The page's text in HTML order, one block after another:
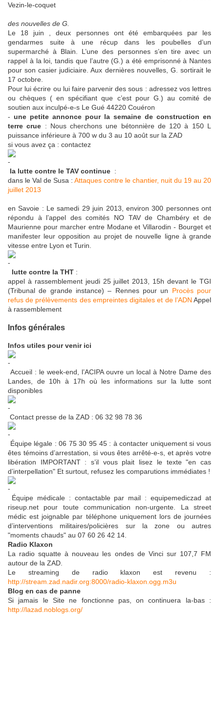
Vezin-le-coquet
des nouvelles de G.
Le 18 juin , deux personnes ont été embarquées par les
gendarmes suite à une récup dans les poubelles d’un
supermarché à Blain. L’une des personnes s’en tire avec un
rappel à la loi, tandis que l’autre (G.) a été emprisonné à Nantes
pour son casier judiciaire. Aux dernières nouvelles, G. sortirait le
17 octobre.
Pour lui écrire ou lui faire parvenir des sous : adressez vos lettres
ou chèques ( en spécifiant que c’est pour G.) au comité de
soutien aux inculpé-e-s Le Gué 44220 Couéron
- une petite annonce pour la semaine de construction en
terre crue : Nous cherchons une bétonnière de 120 à 150 L
puissance inférieure à 700 w du 3 au 10 août sur la ZAD
si vous avez ça : contactez
la lutte contre le TAV continue :
dans le Val de Susa : Attaques contre le chantier, nuit du 19 au 20
juillet 2013
en Savoie : Le samedi 29 juin 2013, environ 300 personnes ont
répondu à l’appel des comités NO TAV de Chambéry et de
Maurienne pour marcher entre Modane et Villarodin - Bourget et
manifester leur opposition au projet de nouvelle ligne à grande
vitesse entre Lyon et Turin.
lutte contre la THT :
appel à rassemblement jeudi 25 juillet 2013, 15h devant le TGI
(Tribunal de grande instance) – Rennes pour un Procès pour
refus de prélèvements des empreintes digitales et de l’ADN Appel
à rassemblement
Infos générales
Infos utiles pour venir ici
Accueil : le week-end, l’ACIPA ouvre un local à Notre Dame des
Landes, de 10h à 17h où les informations sur la lutte sont
disponibles
Contact presse de la ZAD : 06 32 98 78 36
Équipe légale : 06 75 30 95 45 : à contacter uniquement si vous
êtes témoins d’arrestation, si vous êtes arrêté-e-s, et après votre
libération IMPORTANT : s’il vous plait lisez le texte "en cas
d’interpellation" Et surtout, refusez les comparutions immédiates !
Équipe médicale : contactable par mail : equipemediczad at
riseup.net pour toute communication non-urgente. La street
médic est joignable par téléphone uniquement lors de journées
d’interventions militaires/policières sur la zone ou autres
"moments chauds" au 07 60 26 42 14.
Radio Klaxon
La radio squatte à nouveau les ondes de Vinci sur 107,7 FM
autour de la ZAD.
Le streaming de radio klaxon est revenu :
http://stream.zad.nadir.org:8000/radio-klaxon.ogg.m3u
Blog en cas de panne
Si jamais le Site ne fonctionne pas, on continuera la-bas :
http://lazad.noblogs.org/